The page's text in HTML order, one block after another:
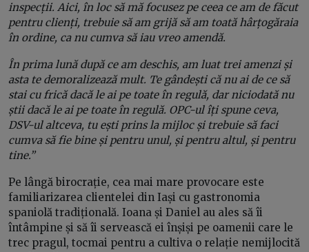
inspecții. Aici, în loc să mă focusez pe ceea ce am de făcut
pentru clienți, trebuie să am grijă să am toată hârțogăraia
în ordine, ca nu cumva să iau vreo amendă.
În prima lună după ce am deschis, am luat trei amenzi și
asta te demoralizează mult. Te gândești că nu ai de ce să
stai cu frică dacă le ai pe toate în regulă, dar niciodată nu
știi dacă le ai pe toate în regulă. OPC-ul îți spune ceva,
DSV-ul altceva, tu ești prins la mijloc și trebuie să faci
cumva să fie bine și pentru unul, și pentru altul, și pentru
tine.”
Pe lângă birocrație, cea mai mare provocare este
familiarizarea clientelei din Iași cu gastronomia
spaniolă tradițională. Ioana și Daniel au ales să îi
întâmpine și să îi servească ei înșiși pe oamenii care le
trec pragul, tocmai pentru a cultiva o relație nemijlocită